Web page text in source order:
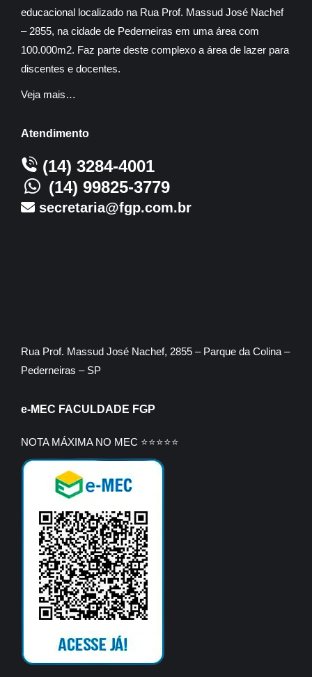
educacional localizado na Rua Prof. Massud José Nachef
– 2855, na cidade de Pederneiras em uma área com
100.000m2. Faz parte deste complexo a área de lazer para
discentes e docentes.
Veja mais…
Atendimento
(14) 3284-4001
(14) 99825-3779
secretaria@fgp.com.br
Rua Prof. Massud José Nachef, 2855 – Parque da Colina –
Pederneiras – SP
e-MEC FACULDADE FGP
NOTA MÁXIMA NO MEC ⭐⭐⭐⭐⭐